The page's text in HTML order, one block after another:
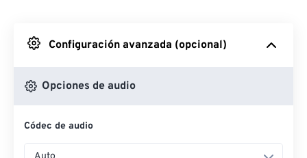
Desde Google Drive
Desde OneDrive
Desde URL
Configuración avanzada (opcional)
Opciones de audio
Códec de audio